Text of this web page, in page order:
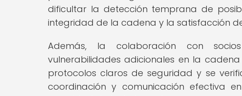
dificultar la detección temprana de
integridad de la cadena y la satisfacción
Además, la colaboración con
vulnerabilidades adicionales en la
protocolos claros de seguridad y se
coordinación y comunicación efectiva